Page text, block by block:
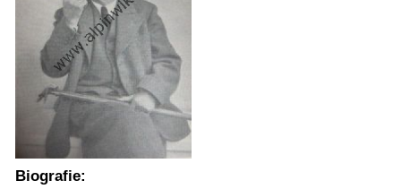
Biografie: